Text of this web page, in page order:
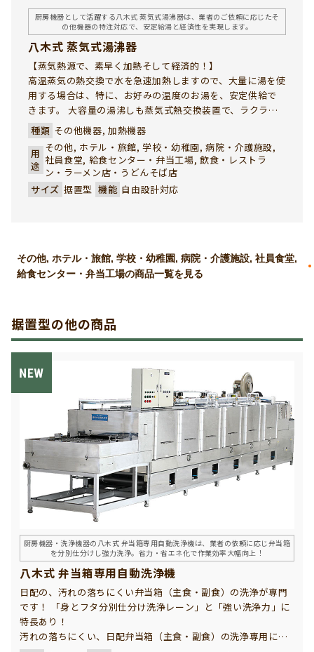
厨房機器として活躍する八木式 蒸気式湯沸器は、業者のご依頼に応じたそ
の他機器の特注対応で、安定給湯と経済性を実現します。
八木式 蒸気式湯沸器
【蒸気熱源で、素早く加熱そして経済的！】
高温蒸気の熱交換で水を急速加熱しますので、大量に湯を使
用する場合は、特に、お好みの温度のお湯を、安定供給で
きます。 大容量の湯沸しも蒸気式熱交換装置で、ラクラク
とスピーディーにできます。 蒸気式ですので、ランニング
コストも大変経済的な湯沸器です。
種類 その他機器, 加熱機器
用
途
その他, ホテル・旅館, 学校・幼稚園, 病院・介護施設,
社員食堂, 給食センター・弁当工場, 飲食・レストラ
ン・ラーメン店・うどんそば店
サイズ 据置型 機能 自由設計対応
その他, ホテル・旅館, 学校・幼稚園, 病院・介護施設, 社員食堂,
給食センター・弁当工場の商品一覧を見る
据置型の他の商品
厨房機器・洗浄機器の八木式 弁当箱専用自動洗浄機は、業者の依頼に応じ弁当箱
を分別仕分けし強力洗浄。省力・省エネ化で作業効率大幅向上！
八木式 弁当箱専用自動洗浄機
日配の、汚れの落ちにくい弁当箱（主食・副食）の洗浄が専門
です！ 「身とフタ分別仕分け洗浄レーン」と「強い洗浄力」に
特長あり！
汚れの落ちにくい、日配弁当箱（主食・副食）の洗浄専用に開